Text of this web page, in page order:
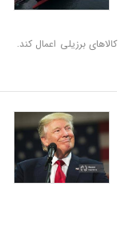
کالاهای برزیلی اعمال کند.